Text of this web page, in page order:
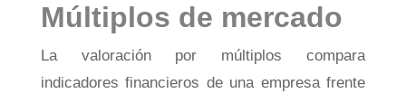
Múltiplos de mercado
La valoración por múltiplos compara
indicadores financieros de una empresa frente